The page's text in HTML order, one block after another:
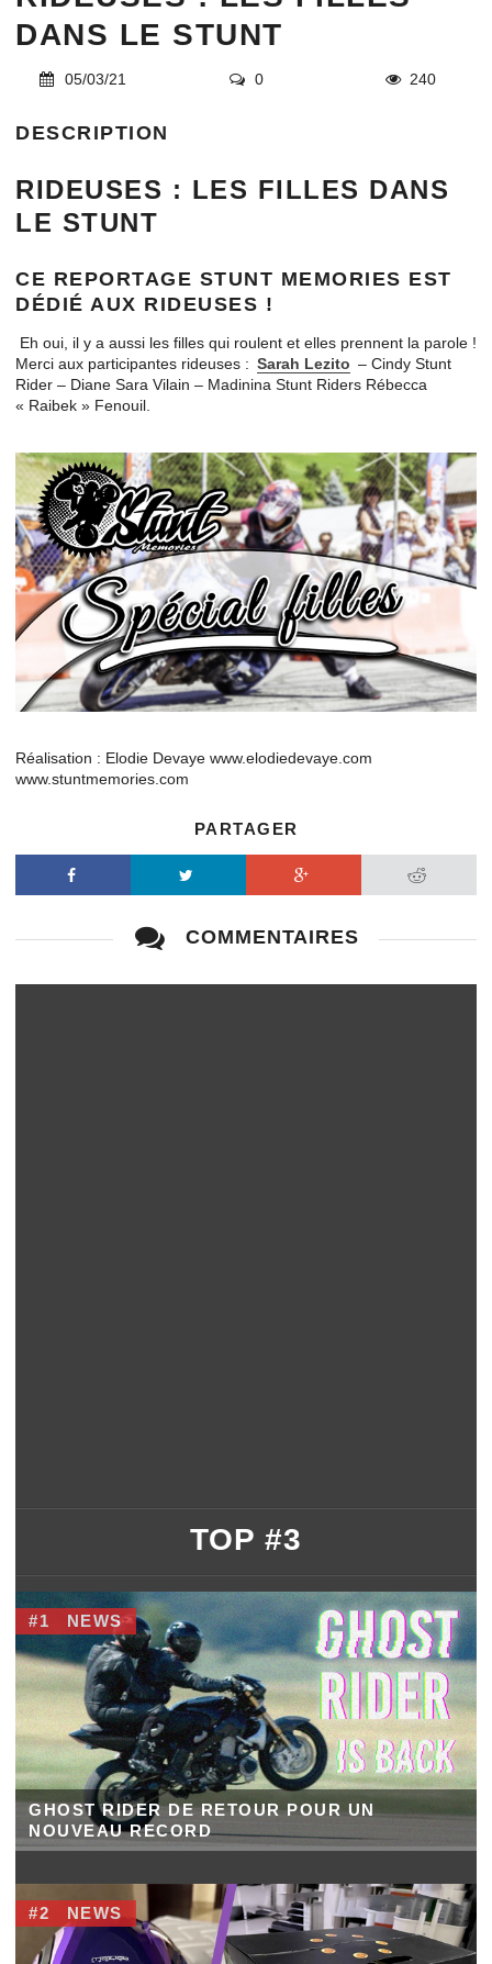
DANS LE STUNT
05/03/21 0 240
DESCRIPTION
RIDEUSES : LES FILLES DANS
LE STUNT
CE REPORTAGE STUNT MEMORIES EST
DÉDIÉ AUX RIDEUSES !
Eh oui, il y a aussi les filles qui roulent et elles prennent la parole !
Merci aux participantes rideuses : Sarah Lezito – Cindy Stunt
Rider – Diane Sara Vilain – Madinina Stunt Riders Rébecca
« Raibek » Fenouil.
Réalisation : Elodie Devaye www.elodiedevaye.com
www.stuntmemories.com
PARTAGER
Twitter Google+
COMMENTAIRES
TOP #3
#1 NEWS
GHOST RIDER DE RETOUR POUR UN
NOUVEAU RECORD
#2 NEWS